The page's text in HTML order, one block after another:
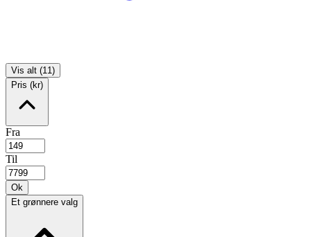
Vis alt (11)
Pris (kr)
Fra
Til
Ok
Et grønnere valg